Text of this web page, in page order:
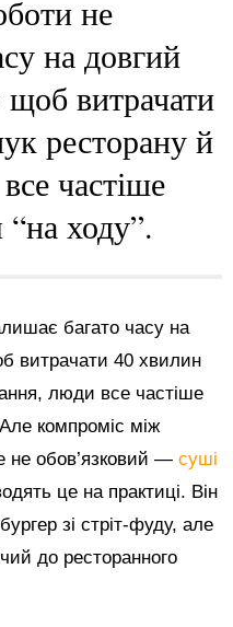
не
на довгий
щоб витрачати
ресторану й
частіше
ходу”.
багато часу на
витрачати 40 хвилин
люди все частіше
компроміс між
не обов’язковий — суші
це на практиці. Він
зі стріт-фуду, але
до ресторанного